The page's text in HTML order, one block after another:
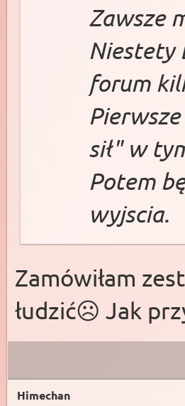
Zawsze
Niestety
forum
sił" w
Potem
wyjscia.
Zamówiłam
łudzić☹️ Jak
Himechan